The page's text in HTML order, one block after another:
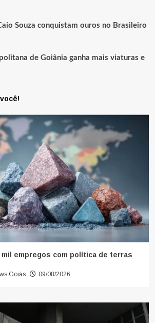
Souza conquistam ouros no Brasileiro
de Goiânia ganha mais viaturas e
empregos com política de terras
Goiás 09/08/2026